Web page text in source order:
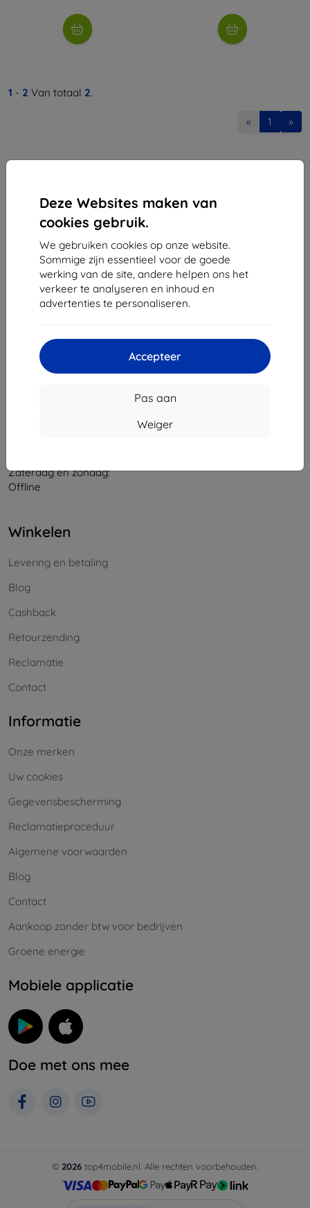
Deze Websites maken van
cookies gebruik.
We gebruiken cookies op onze website.
Sommige zijn essentieel voor de goede
werking van de site, andere helpen ons het
verkeer te analyseren en inhoud en
advertenties te personaliseren.
Accepteer
Pas aan
Weiger
1 - 2 Van totaal 2.
« 1 »
Ulica Rudolfa Mocka 3750/2A
841 04 Bratislava
Bedrijfsnummer:46701494
BTW-nummer:SK2023549671
Contact
Zaterdag en zondag:
Offline
Winkelen
Levering en betaling
Blog
Cashback
Retourzending
Reclamatie
Contact
Informatie
Onze merken
Uw cookies
Gegevensbescherming
Reclamatieproceduur
Algemene voorwaarden
Blog
Contact
Aankoop zonder btw voor bedrijven
Groene energie
Mobiele applicatie
Doe met ons mee
© 2026 top4mobile.nl. Alle rechten voorbehouden.